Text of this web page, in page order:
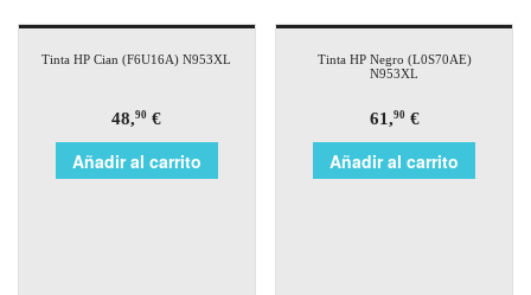
Tinta HP Cian (F6U16A) N953XL
48,90 €
Añadir al carrito
Tinta HP Negro (L0S70AE)
N953XL
61,90€
Añadir al carrito